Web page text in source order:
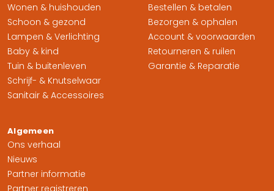
Wonen & huishouden
Schoon & gezond
Lampen & Verlichting
Baby & kind
Tuin & buitenleven
Schrijf- & Knutselwaar
Sanitair & Accessoires
Bestellen & betalen
Bezorgen & ophalen
Account & voorwaarden
Retourneren & ruilen
Garantie & Reparatie
Algemeen
Ons verhaal
Nieuws
Partner informatie
Partner registreren